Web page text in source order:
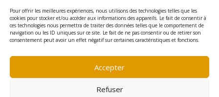
Pour offrir les meilleures expériences, nous utilisons des technologies telles que les
cookies pour stocker et/ou accéder aux informations des appareils. Le fait de consentir à
ces technologies nous permettra de traiter des données telles que le comportement de
navigation ou les ID uniques sur ce site. Le fait de ne pas consentir ou de retirer son
consentement peut avoir un effet négatif sur certaines caractéristiques et fonctions.
Accepter
Refuser